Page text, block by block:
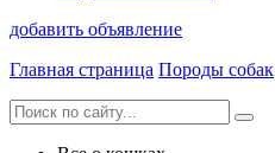
добавить объявление
Главная страница Породы собак